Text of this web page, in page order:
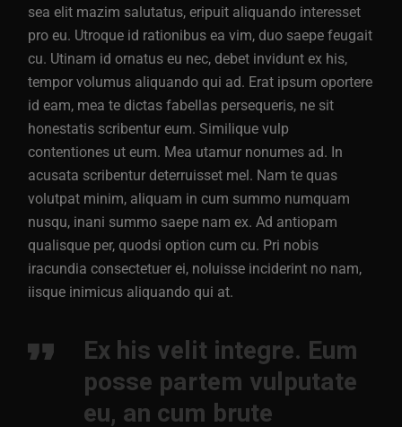
sea elit mazim salutatus, eripuit aliquando interesset
pro eu. Utroque id rationibus ea vim, duo saepe feugait
cu. Utinam id ornatus eu nec, debet invidunt ex his,
tempor volumus aliquando qui ad. Erat ipsum oportere
id eam, mea te dictas fabellas persequeris, ne sit
honestatis scribentur eum. Similique vulp
contentiones ut eum. Mea utamur nonumes ad. In
acusata scribentur deterruisset mel. Nam te quas
volutpat minim, aliquam in cum summo numquam
nusqu, inani summo saepe nam ex. Ad antiopam
qualisque per, quodsi option cum cu. Pri nobis
iracundia consectetuer ei, noluisse inciderint no nam,
iisque inimicus aliquando qui at.
Ex his velit integre. Eum
posse partem vulputate
eu, an cum brute